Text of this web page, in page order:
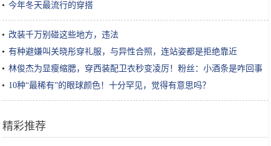
今年冬天最流行的穿搭
改装千万别碰这些地方，违法
有种避嫌叫关晓彤穿礼服，与异性合照，连站姿都是拒绝靠近
林俊杰为显瘦缩腮，穿西装配卫衣秒变凌厉！粉丝：小酒条是咋回事
10种“最稀有”的眼球颜色！十分罕见，觉得有意思吗？
精彩推荐